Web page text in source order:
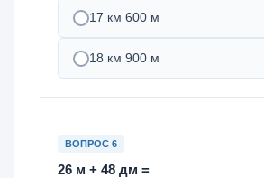
17 км 600 м
18 км 900 м
ВОПРОС 6
26 м + 48 дм =